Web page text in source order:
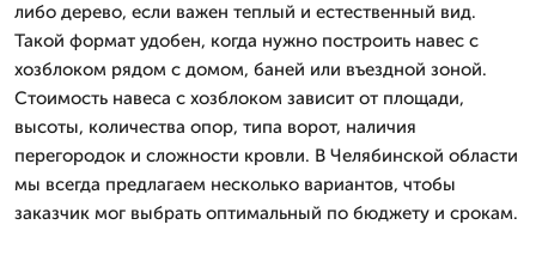
либо дерево, если важен теплый и естественный вид.
Такой формат удобен, когда нужно построить навес с
хозблоком рядом с домом, баней или въездной зоной.
Стоимость навеса с хозблоком зависит от площади,
высоты, количества опор, типа ворот, наличия
перегородок и сложности кровли. В Челябинской области
мы всегда предлагаем несколько вариантов, чтобы
заказчик мог выбрать оптимальный по бюджету и срокам.